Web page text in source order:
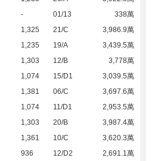
- 01/13
338萬
1,325 21/C
3,986.9萬
1,235 19/A
3,439.5萬
1,303 12/B
3,778萬
1,074 15/D1
3,039.5萬
1,381 06/C
3,697.6萬
1,074 11/D1
2,953.5萬
1,303 20/B
3,987.4萬
1,361 10/C
3,620.3萬
936 12/D2
2,691.1萬